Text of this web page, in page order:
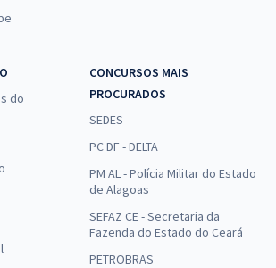
do
CONCURSOS MAIS
PROCURADOS
SEDES
PC DF - DELTA
PM AL - Polícia Militar do Estado
de Alagoas
SEFAZ CE - Secretaria da
Fazenda do Estado do Ceará
PETROBRAS